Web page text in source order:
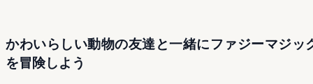
かわいらしい動物の友達と一緒にファジーマジッ
を冒険しよう